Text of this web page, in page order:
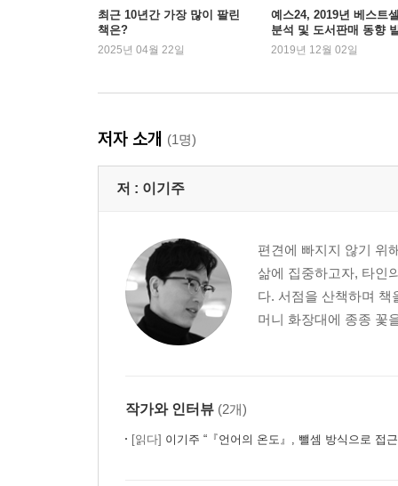
헤아림 위에 피는 위로라는 꽃
내가 아닌 우리를 위한 결혼
마모의 흔적
분주함의 갈래
희극과 비극
자신에게 어울리는 길
한 해의 마지막 날
더 주지 못해 미안해
부모와 자식을 연결하는 끈
애지욕기생(愛之欲其生)
긁다, 글, 그리움
사랑이란 말은 어디에서 왔을까
최근 10년간 가장 많이 팔린
책은?
2025년 04월 22일
예스24, 2019년 베스트
분석 및 도서판매 동향
2019년 12월 02일
저자 소개 (1명)
저 : 이기주
편견에 빠지지 않기 위
삶에 집중하고자, 타인
다. 서점을 산책하며 책
머니 화장대에 종종 꽃
작가와 인터뷰 (2개)
[읽다] 이기주 “『언어의 온도』, 뺄셈 방식으로 접